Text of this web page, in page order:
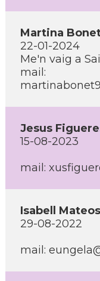
Martina
22-01-2024
Me'n vaig a
mail:
Jesus
15-08-2023
mail:
Isabell Mateos
29-08-2022
mail: